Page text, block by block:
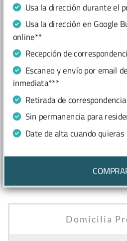
Usa la dirección durante el
Usa la dirección en Google
online**
Recepción de
Escaneo y envío por email
inmediata***
Retirada de
Sin permanencia para
Date de alta cuando quieras
Domicilia